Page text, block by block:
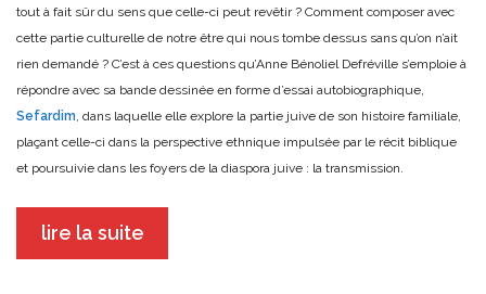
tout à fait sûr du sens que celle-ci peut revêtir ? Comment composer avec
cette partie culturelle de notre être qui nous tombe dessus sans qu’on n’ait
rien demandé ? C’est à ces questions qu’Anne Bénoliel Defréville s’emploie à
répondre avec sa bande dessinée en forme d’essai autobiographique,
Sefardim, dans laquelle elle explore la partie juive de son histoire familiale,
plaçant celle-ci dans la perspective ethnique impulsée par le récit biblique
et poursuivie dans les foyers de la diaspora juive : la transmission.
lire la suite